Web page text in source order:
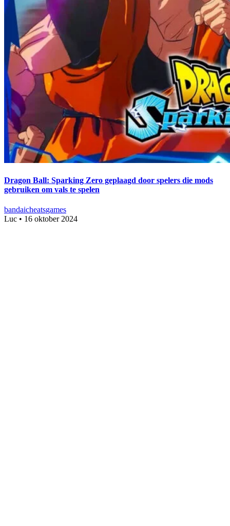
Dragon Ball: Sparking Zero geplaagd door spelers die mods
gebruiken om vals te spelen
bandaicheatsgames
Luc • 16 oktober 2024